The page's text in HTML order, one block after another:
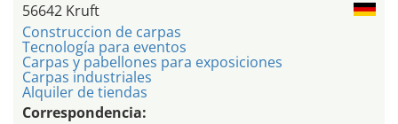
56642 Kruft
Construccion de carpas
Tecnología para eventos
Carpas y pabellones para exposiciones
Carpas industriales
Alquiler de tiendas
Correspondencia: